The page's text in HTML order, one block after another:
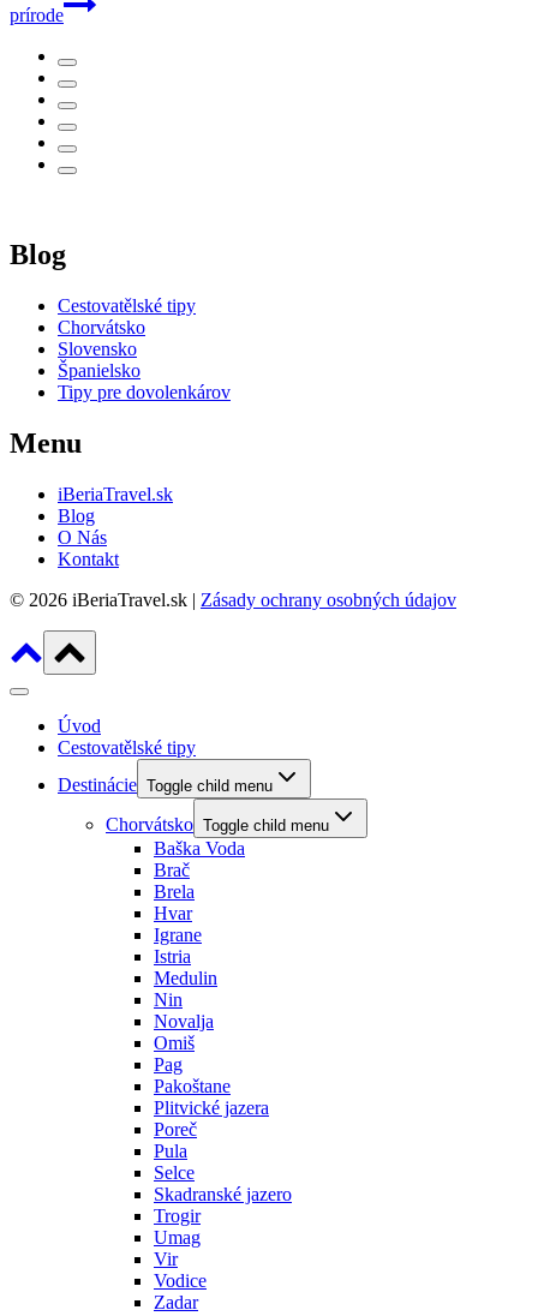
prírode
Blog
Cestovatělské tipy
Chorvátsko
Slovensko
Španielsko
Tipy pre dovolenkárov
Menu
iBeriaTravel.sk
Blog
O Nás
Kontakt
© 2026 iBeriaTravel.sk | Zásady ochrany osobných údajov
Úvod
Cestovatělské tipy
Destinácie Toggle child menu
Chorvátsko Toggle child menu
Baška Voda
Brač
Brela
Hvar
Igrane
Istria
Medulin
Nin
Novalja
Omiš
Pag
Pakoštane
Plitvické jazera
Poreč
Pula
Selce
Skadranské jazero
Trogir
Umag
Vir
Vodice
Zadar